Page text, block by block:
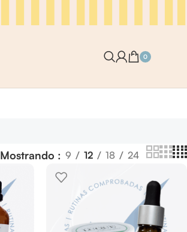
0
Mostrando 9 12 18 24